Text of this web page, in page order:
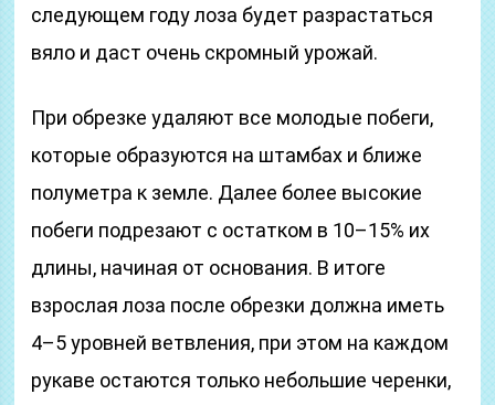
следующем году лоза будет разрастаться
вяло и даст очень скромный урожай.
При обрезке удаляют все молодые побеги,
которые образуются на штамбах и ближе
полуметра к земле. Далее более высокие
побеги подрезают с остатком в 10–15% их
длины, начиная от основания. В итоге
взрослая лоза после обрезки должна иметь
4–5 уровней ветвления, при этом на каждом
рукаве остаются только небольшие черенки,